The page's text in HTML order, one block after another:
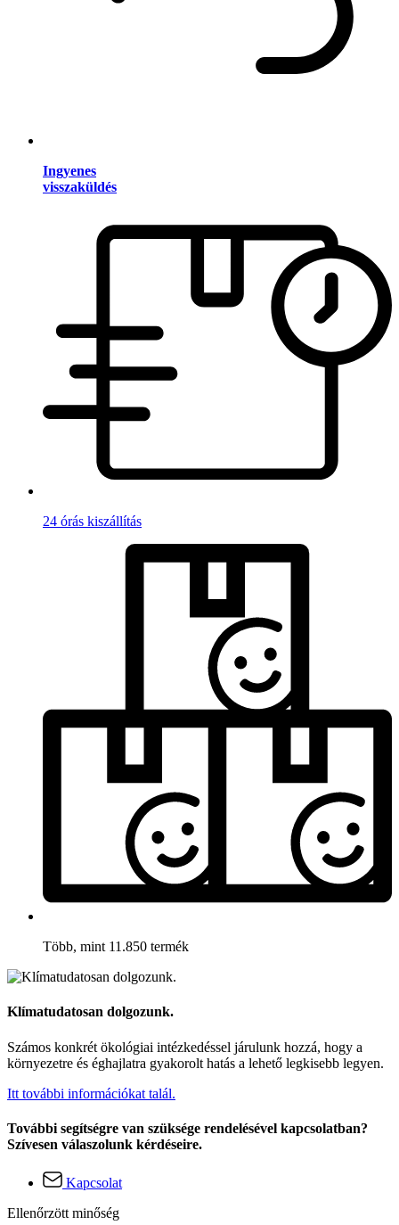
Ingyenes
visszaküldés
24 órás kiszállítás
Több, mint 11.850 termék
Klímatudatosan dolgozunk.
Számos konkrét ökológiai intézkedéssel járulunk hozzá, hogy a
környezetre és éghajlatra gyakorolt hatás a lehető legkisebb legyen.
Itt további információkat talál.
További segítségre van szüksége rendelésével kapcsolatban?
Szívesen válaszolunk kérdéseire.
Kapcsolat
Ellenőrzött minőség